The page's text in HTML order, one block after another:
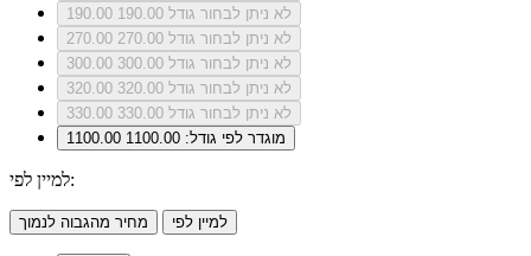
190.00
לא ניתן לבחור גודל 190.00
270.00
לא ניתן לבחור גודל 270.00
300.00
לא ניתן לבחור גודל 300.00
320.00
לא ניתן לבחור גודל 320.00
330.00
לא ניתן לבחור גודל 330.00
1100.00
מוגדר לפי גודל: 1100.00
למיין לפי:
מחיר מהגבוה לנמוך למיין לפי